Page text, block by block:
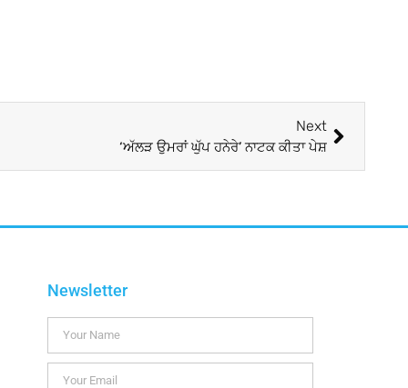
Next
‘ਅੱਲੜ ਉਮਰਾਂ ਘੁੱਪ ਹਨੇਰੇ’ ਨਾਟਕ ਕੀਤਾ ਪੇਸ਼
Newsletter